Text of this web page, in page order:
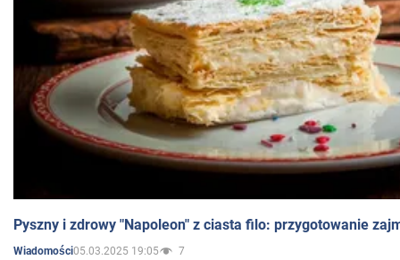
Pyszny i zdrowy "Napoleon" z ciasta filo: przygotowanie
Wiadomości05.03.2025 19:05 7